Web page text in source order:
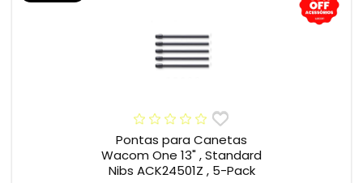
Pontas para Canetas
Wacom One 13" , Standard
Nibs ACK24501Z , 5-Pack